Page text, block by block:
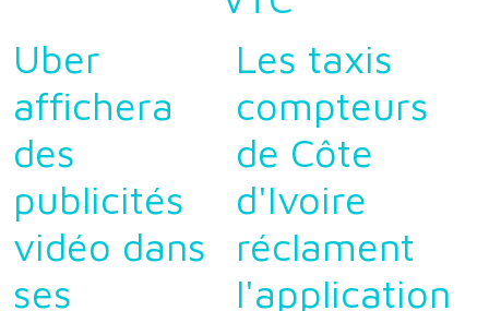
Uber
affichera
des
publicités
vidéo dans
ses
Les taxis
compteurs
de Côte
d'Ivoire
réclament
l'application